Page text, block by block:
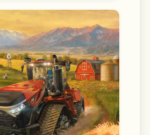
is your own space to
your interests and tastes.
set your profile visibility
may request access